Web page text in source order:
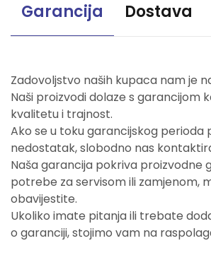
Garancija Dostava
Zadovoljstvo naših kupaca nam je
Naši proizvodi dolaze s garancijom
kvalitetu i trajnost.
Ako se u toku garancijskog perioda
nedostatak, slobodno nas
Naša garancija pokriva proizvodne
potrebe za servisom ili zamjenom,
obavijestite.
Ukoliko imate pitanja ili trebate
o garanciji, stojimo vam na